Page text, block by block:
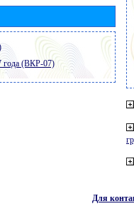
года (ВКР-07)
Для